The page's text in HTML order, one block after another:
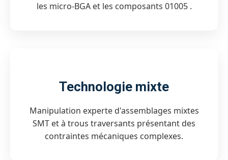
les micro-BGA et les composants 01005 .
Technologie mixte
Manipulation experte d'assemblages mixtes
SMT et à trous traversants présentant des
contraintes mécaniques complexes.